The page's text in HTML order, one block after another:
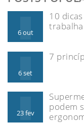
6 out
10
6 set
7
23 fev
podem